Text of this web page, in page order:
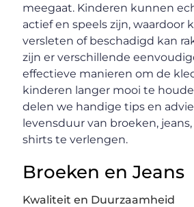
meegaat. Kinderen kunnen
actief en speels zijn, waardoor
versleten of beschadigd kan
zijn er verschillende
effectieve manieren om de
kinderen langer mooi te
delen we handige tips en
levensduur van broeken,
shirts te verlengen.
Broeken en Jeans
Kwaliteit en Duurzaamheid